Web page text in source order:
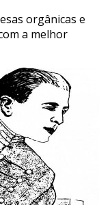
orgânicas e
a melhor